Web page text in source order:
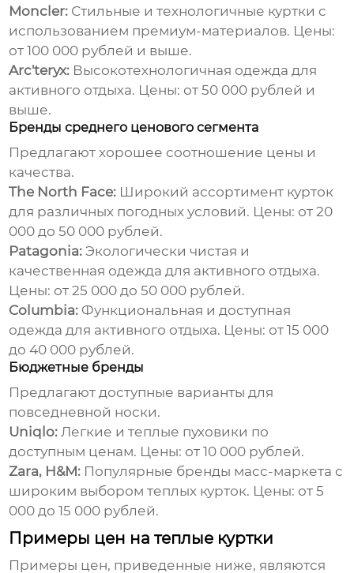
Moncler: Стильные и технологичные куртки с
использованием премиум-материалов. Цены:
от 100 000 рублей и выше.
Arc'teryx: Высокотехнологичная одежда для
активного отдыха. Цены: от 50 000 рублей и
выше.
Бренды среднего ценового сегмента
Предлагают хорошее соотношение цены и
качества.
The North Face: Широкий ассортимент курток
для различных погодных условий. Цены: от 20
000 до 50 000 рублей.
Patagonia: Экологически чистая и
качественная одежда для активного отдыха.
Цены: от 25 000 до 50 000 рублей.
Columbia: Функциональная и доступная
одежда для активного отдыха. Цены: от 15 000
до 40 000 рублей.
Бюджетные бренды
Предлагают доступные варианты для
повседневной носки.
Uniqlo: Легкие и теплые пуховики по
доступным ценам. Цены: от 10 000 рублей.
Zara, H&M: Популярные бренды масс-маркета с
широким выборомтеплых курток. Цены: от 5
000 до 15 000 рублей.
Примеры цен на теплые куртки
Примеры цен, приведенные ниже, являются